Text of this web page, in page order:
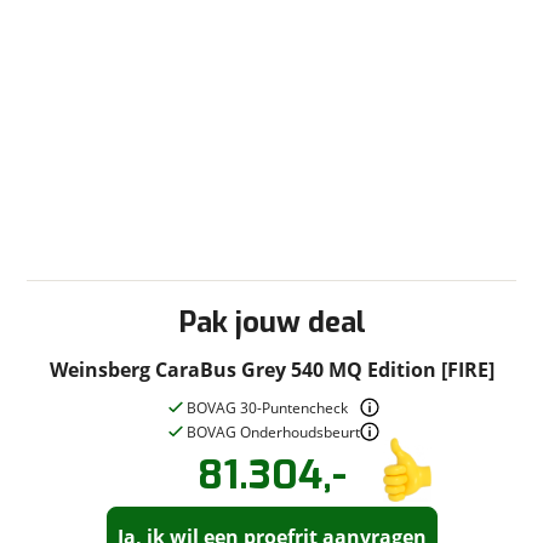
Lattenbodem
Techniek en veiligheid
Serviceluik
Circulatie-verwarming
Ringverwarming
Pak jouw deal
Weinsberg CaraBus Grey 540 MQ Edition [FIRE]
BOVAG 30-Puntencheck
BOVAG Onderhoudsbeurt
81.304,-
Ja, ik wil een proefrit aanvragen
Vraag eenproefrit
aan!
Stel een vraag!